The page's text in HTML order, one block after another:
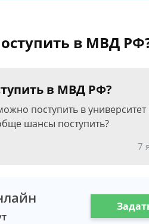
в МВД
в МВД РФ?
поступить в
шансы поступить?
7